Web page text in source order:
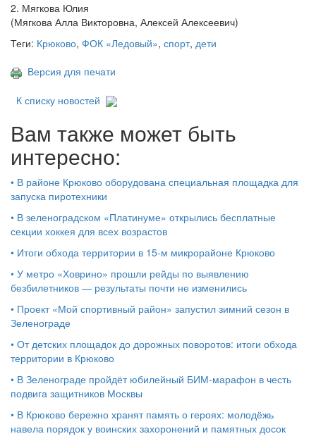
2. Мягкова Юлия
(Мягкова Алла Викторовна, Алексей Алексеевич)
Теги: Крюково, ФОК «Ледовый», спорт, дети
Версия для печати
К списку новостей
Вам также может быть
интересно:
• В районе Крюково оборудована специальная площадка для
запуска пиротехники
• В зеленоградском «Платинуме» открылись бесплатные
секции хоккея для всех возрастов
• Итоги обхода территории в 15‑м микрорайоне Крюково
• У метро «Ховрино» прошли рейды по выявлению
безбилетников — результаты почти не изменились
• Проект «Мой спортивный район» запустил зимний сезон в
Зеленограде
• От детских площадок до дорожных поворотов: итоги обхода
территории в Крюково
• В Зеленограде пройдёт юбилейный БИМ‑марафон в честь
подвига защитников Москвы
• В Крюково бережно хранят память о героях: молодёжь
навела порядок у воинских захоронений и памятных досок